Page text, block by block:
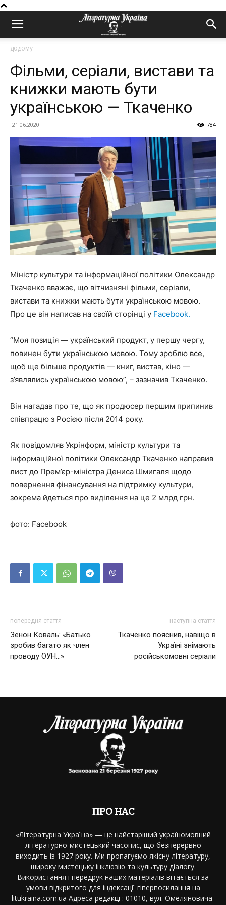
додому
Фільми, серіали, вистави та
книжки мають бути
українською — Ткаченко
21.06.2020 784
Міністр культури та інформаційної політики Олександр
Ткаченко вважає, що вітчизняні фільми, серіали,
вистави та книжки мають бути українською мовою.
Про це він написав на своїй сторінці у Facebook.
“Моя позиція — український продукт, у першу чергу,
повинен бути українською мовою. Тому зроблю все,
щоб ще більше продуктів — книг, вистав, кіно —
з’являлись українською мовою”, – зазначив Ткаченко.
Він нагадав про те, що як продюсер першим припинив
співпрацю з Росією після 2014 року.
Як повідомляв Укрінформ, міністр культури та
інформаційної політики Олександр Ткаченко направив
лист до Прем’єр-міністра Дениса Шмигаля щодо
повернення фінансування на підтримку культури,
зокрема йдеться про виділення на це 2 млрд грн.
фото: Facebook
попередня стаття
Зенон Коваль: «Батько
зробив багато як член
проводу ОУН…»
наступна стаття
Ткаченко пояснив, навіщо в
Україні знімають
російськомовні серіали
ПРО НАС
«Літературна Україна» — це найстаріший україномовний
літературно-мистецький часопис, що безперервно
виходить із 1927 року. Ми пропагуємо якісну літературу,
широку мистецьку інклюзію та культуру діалогу.
Використання і передрук наших матеріалів вітається за
умови відкритого для індексації гіперпосилання на
litukraina.com.ua Адреса редакції: 01010, вул. Омеляновича-